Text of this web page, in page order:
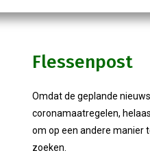
Flessenpost
Omdat de geplande
coronamaatregelen,
om op een andere manier
zoeken.